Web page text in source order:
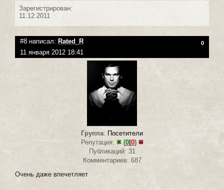
Зарегистрирован:
11.12.2011
#8 написал: Rated_R 0
11 января 2012 18:41
Группа: Посетители
Репутация:
(0|0)
Публикаций: 31
Комментариев: 687
Очень даже впечетляет